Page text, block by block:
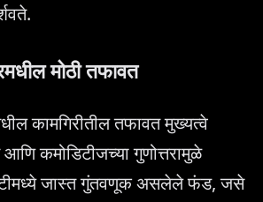
मोठी तफावत
कामगिरीतील तफावत मुख्यत्वे
आणि कमोडिटीजच्या गुणोत्तरामुळे
जास्त गुंतवणूक असलेले फंड, जसे